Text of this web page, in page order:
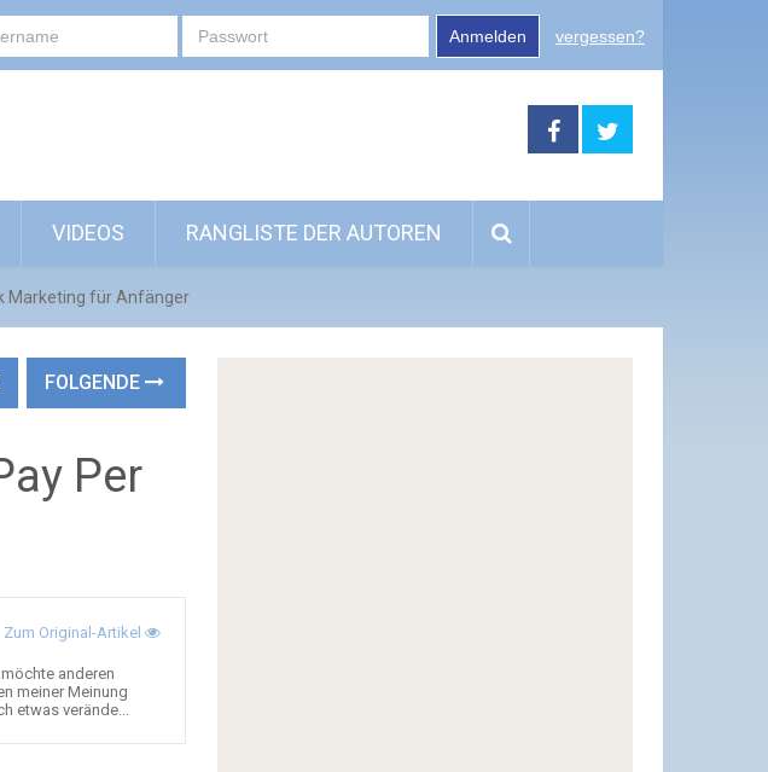
Anmelden vergessen?
VIDEOS RANGLISTE DER AUTOREN
Marketing für Anfänger
FOLGENDE
Per
Zum Original-Artikel
anderen
meiner Meinung
etwas verände...